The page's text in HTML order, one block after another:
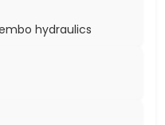
hydraulics